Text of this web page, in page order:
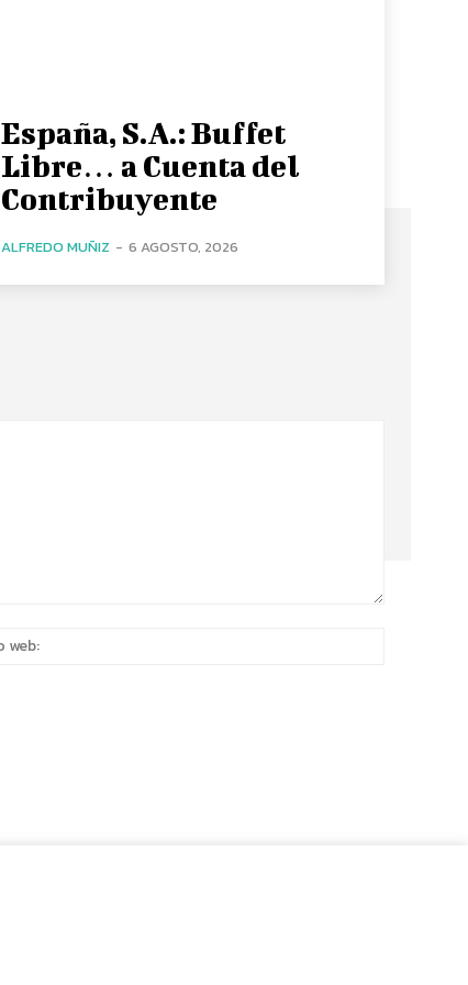
España, S.A.: Buffet
Libre… a Cuenta del
Contribuyente
ALFREDO MUÑIZ - 6 AGOSTO, 2026